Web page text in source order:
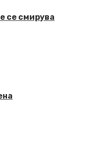
се смирува